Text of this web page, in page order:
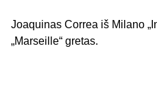
Joaquinas Correa iš Milano
„Marseille“ gretas.